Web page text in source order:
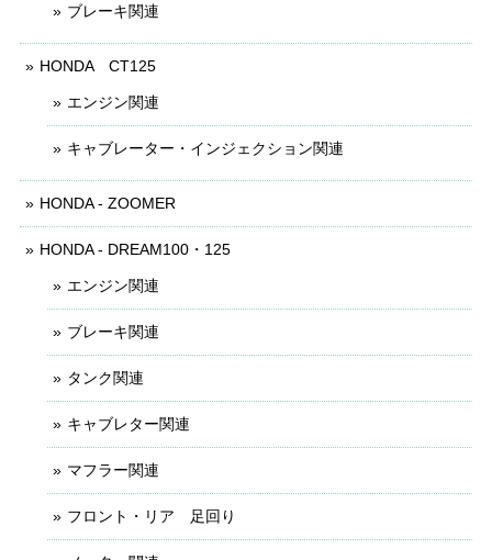
ブレーキ関連
HONDA CT125
エンジン関連
キャブレーター・インジェクション関連
HONDA - ZOOMER
HONDA - DREAM100・125
エンジン関連
ブレーキ関連
タンク関連
キャブレター関連
マフラー関連
フロント・リア 足回り